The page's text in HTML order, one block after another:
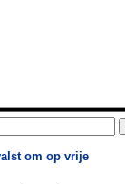
om op vrije